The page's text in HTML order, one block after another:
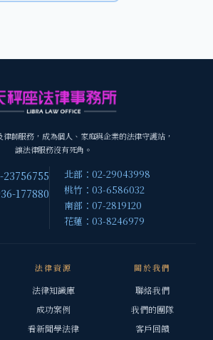
師服務，成為個人、家庭與企業的法律守護站，
讓法律服務沒有死角。
177880
北部：02-29043998
桃竹：03-6586032
南部：07-2819120
花蓮：03-8246979
法律資源
法律知識庫
成功案例
看新聞學法律
關於我們
聯絡我們
我們的團隊
客戶回饋